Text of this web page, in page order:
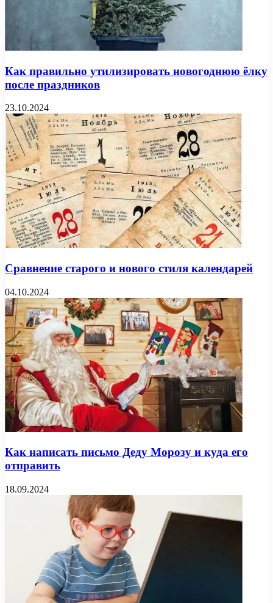
Как правильно утилизировать новогоднюю ёлку
после праздников
23.10.2024
Сравнение старого и нового стиля календарей
04.10.2024
Как написать письмо Деду Морозу и куда его
отправить
18.09.2024